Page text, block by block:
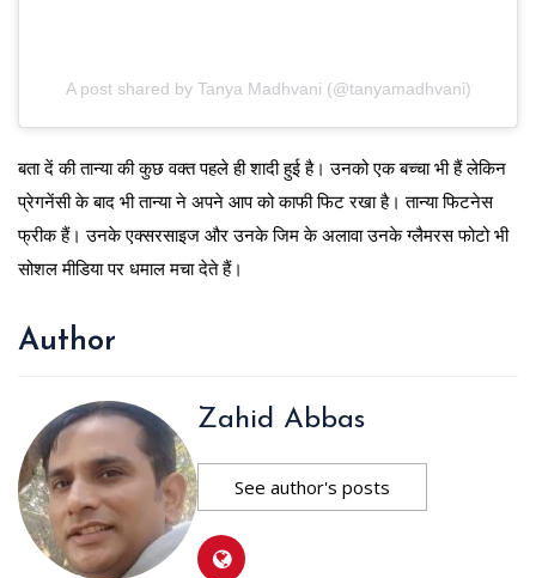
A post shared by Tanya Madhvani (@tanyamadhvani)
बता दें की तान्या की कुछ वक्त पहले ही शादी हुई है। उनको एक बच्चा भी हैं लेकिन
प्रेगनेंसी के बाद भी तान्या ने अपने आप को काफी फिट रखा है। तान्या फिटनेस
फ्रीक हैं। उनके एक्सरसाइज और उनके जिम के अलावा उनके ग्लैमरस फोटो भी
सोशल मीडिया पर धमाल मचा देते हैं।
Author
Zahid Abbas
See author's posts